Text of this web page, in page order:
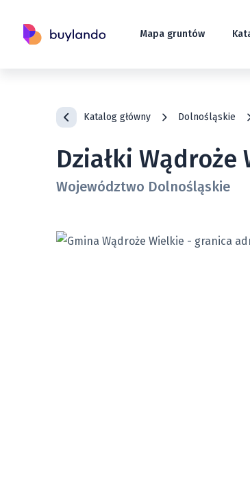
Mapa gruntów
Katalog główny Dolnośląskie
Działki
Województwo Dolnośląskie